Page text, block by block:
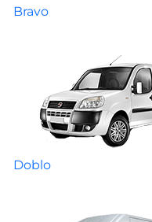
Bravo
Doblo